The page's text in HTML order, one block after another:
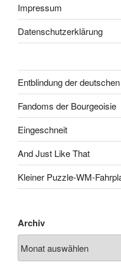
Impressum
Datenschutzerklärung
Entblindung der
Fandoms der Bourgeoisie
Eingeschneit
And Just Like That
Kleiner Puzzle-WM-
Archiv